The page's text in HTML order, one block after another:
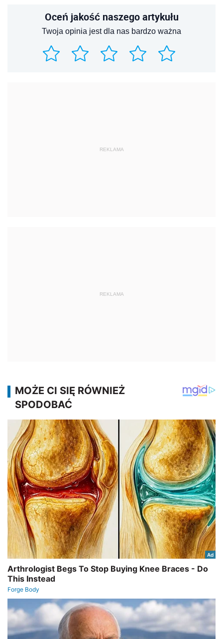
Oceń jakość naszego artykułu
Twoja opinia jest dla nas bardzo ważna
REKLAMA
REKLAMA